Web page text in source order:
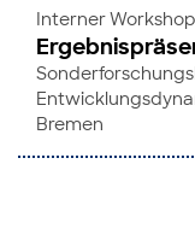
Interner Workshop
Bremen